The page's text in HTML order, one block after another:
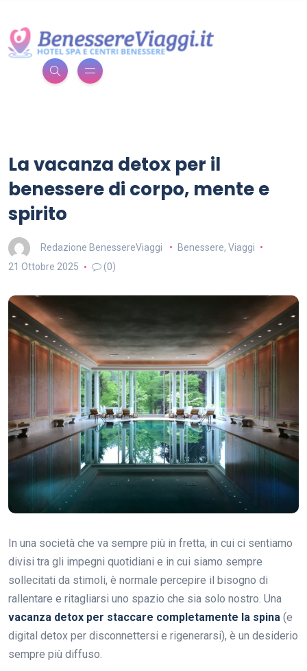
La vacanza detox per il
benessere di corpo, mente e
spirito
Redazione BenessereViaggi Benessere, Viaggi
21 Ottobre 2025
(0)
In una società che va sempre più in fretta, in cui ci sentiamo
divisi tra gli impegni quotidiani e in cui siamo sempre
sollecitati da stimoli, è normale percepire il bisogno di
rallentare e ritagliarsi uno spazio che sia solo nostro. Una
vacanza detox per staccare completamente la spina (e
digital detox per disconnettersi e rigenerarsi), è un desiderio
sempre più diffuso.